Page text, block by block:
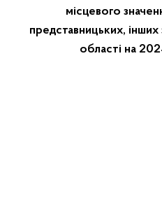
місцевого
представницьких, інших
області на